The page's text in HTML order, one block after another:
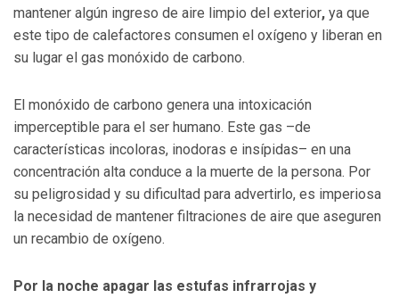
mantener algún ingreso de aire limpio del exterior, ya que
este tipo de calefactores consumen el oxígeno y liberan en
su lugar el gas monóxido de carbono.
El monóxido de carbono genera una intoxicación
imperceptible para el ser humano. Este gas –de
características incoloras, inodoras e insípidas– en una
concentración alta conduce a la muerte de la persona. Por
su peligrosidad y su dificultad para advertirlo, es imperiosa
la necesidad de mantener filtraciones de aire que aseguren
un recambio de oxígeno.
Por la noche apagar las estufas infrarrojas y